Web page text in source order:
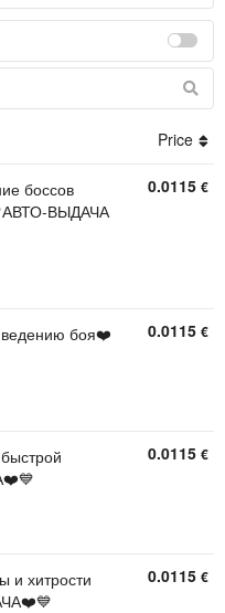
Price
боссов
ВЫДАЧА
0.0115 €
боя❤️
0.0115 €
0.0115 €
и хитрости
0.0115 €